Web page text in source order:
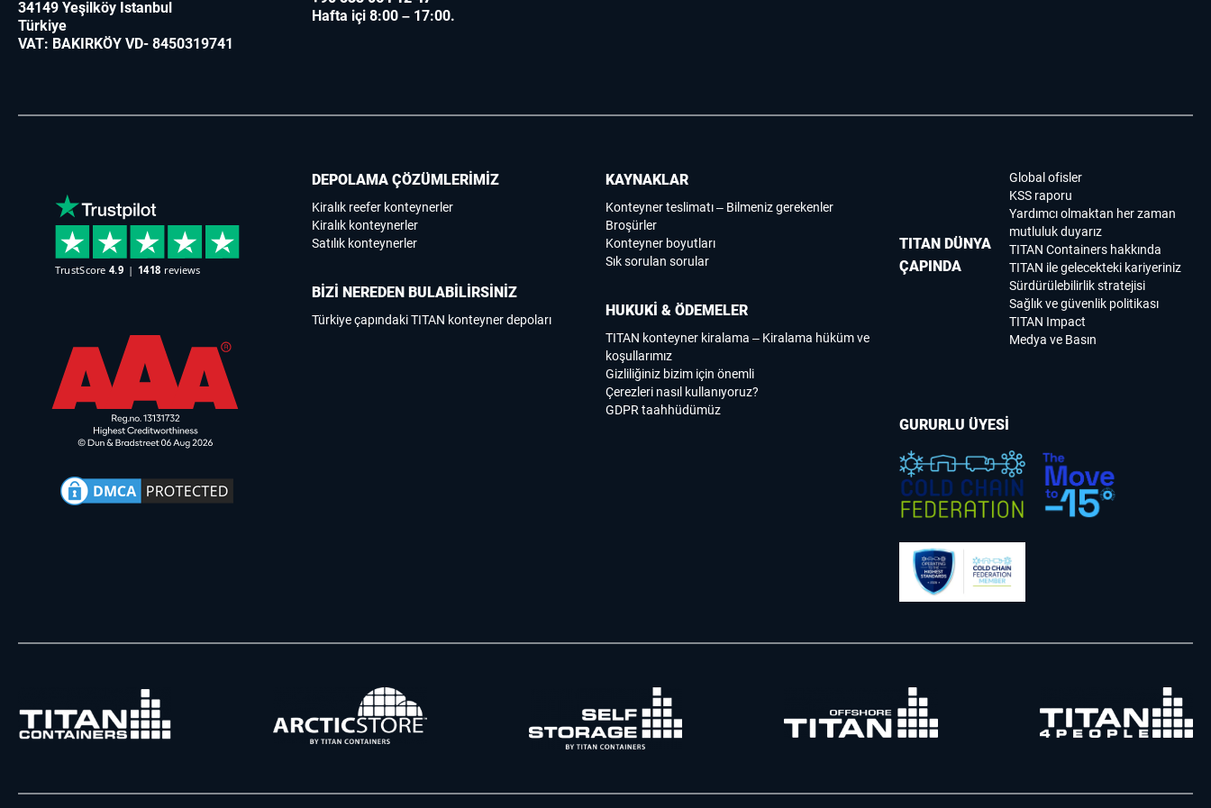
34149 Yeşilköy Istanbul
Türkiye
VAT: BAKIRKÖY VD- 8450319741
Hafta içi 8:00 – 17:00.
DEPOLAMA ÇÖZÜMLERİMİZ
Kiralık reefer konteynerler
Kiralık konteynerler
Satılık konteynerler
BİZİ NEREDEN BULABİLİRSİNİZ
Türkiye çapındaki TITAN konteyner depoları
TITAN DÜNYA
ÇAPINDA
Global ofisler
KSS raporu
Yardımcı olmaktan her zaman
mutluluk duyarız
TITAN Containers hakkında
TITAN ile gelecekteki kariyeriniz
Sürdürülebilirlik stratejisi
Sağlık ve güvenlik politikası
TITAN Impact
Medya ve Basın
KAYNAKLAR
Konteyner teslimatı – Bilmeniz gerekenler
Broşürler
Konteyner boyutları
Sık sorulan sorular
HUKUKİ & ÖDEMELER
TITAN konteyner kiralama – Kiralama hüküm ve
koşullarımız
Gizliliğiniz bizim için önemli
Çerezleri nasıl kullanıyoruz?
GDPR taahhüdümüz
GURURLU ÜYESİ